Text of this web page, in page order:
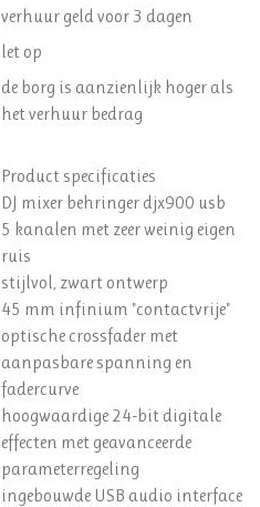
verhuur geld voor 3 dagen
let op
de borg is aanzienlijk hoger als
het verhuur bedrag
Product specificaties
DJ mixer behringer djx900 usb
5 kanalen met zeer weinig eigen
ruis
stijlvol, zwart ontwerp
45 mm infinium "contactvrije"
optische crossfader met
aanpasbare spanning en
fadercurve
hoogwaardige 24-bit digitale
effecten met geavanceerde
parameterregeling
ingebouwde USB audio interface